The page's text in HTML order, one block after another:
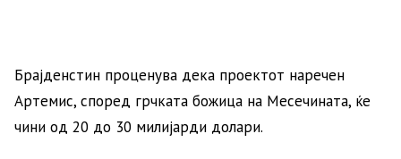
Брајденстин проценува дека проектот наречен
Артемис, според грчката божица на Месечината, ќе
чини од 20 до 30 милијарди долари.